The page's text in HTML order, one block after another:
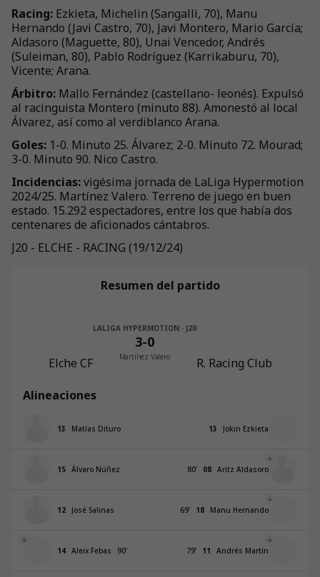
Racing: Ezkieta, Michelin (Sangalli, 70), Manu
Hernando (Javi Castro, 70), Javi Montero, Mario García;
Aldasoro (Maguette, 80), Unai Vencedor, Andrés
(Suleiman, 80), Pablo Rodríguez (Karrikaburu, 70),
Vicente; Arana.
Árbitro: Mallo Fernández (castellano- leonés). Expulsó
al racinguista Montero (minuto 88). Amonestó al local
Álvarez, así como al verdiblanco Arana.
Goles: 1-0. Minuto 25. Álvarez; 2-0. Minuto 72. Mourad;
3-0. Minuto 90. Nico Castro.
Incidencias:vigésima jornada de LaLiga Hypermotion
2024/25. Martínez Valero. Terreno de juego en buen
estado. 15.292 espectadores, entre los que había dos
centenares de aficionados cántabros.
J20 - ELCHE - RACING (19/12/24)
Resumen del partido
Elche CF
LALIGA HYPERMOTION · J20
3-0
Martínez Valero R. Racing Club
Alineaciones
13 Matías Dituro 13 Jokin Ezkieta
15 Álvaro Núñez 08 Aritz Aldasoro
80’
12 José Salinas 18 Manu Hernando
69’
14 Aleix Febas 90’ 11 Andrés Martín
79’